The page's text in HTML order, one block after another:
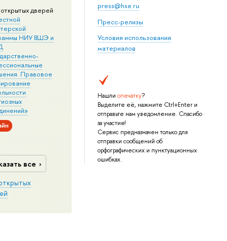
press@hse.ru
Пресс-релизы
Условия использования
материалов
Нашли опечатку?
Выделите её, нажмите Ctrl+Enter и
отправьте нам уведомление. Спасибо
за участие!
Сервис предназначен только для
отправки сообщений об
орфографических и пунктуационных
ошибках.
дверей
НИУ ВШЭ и
Правовое
все